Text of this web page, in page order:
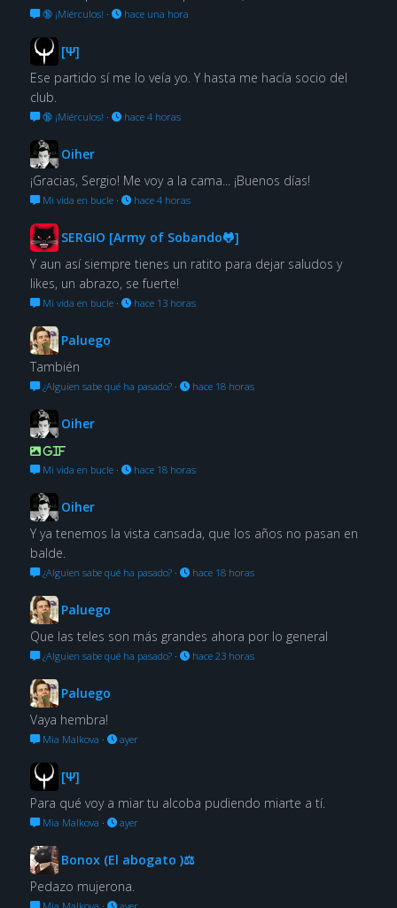
🔞 ¡Miérculos! · hace una hora
[Ψ]
Ese partido sí me lo veía yo. Y hasta me hacía socio del
club.
🔞 ¡Miérculos! · hace 4 horas
Oiher
¡Gracias, Sergio! Me voy a la cama... ¡Buenos días!
Mi vida en bucle· hace 4 horas
SERGIO [Army of Sobando🐸]
Y aun así siempre tienes un ratito para dejar saludos y
likes, un abrazo, se fuerte!
Mi vida en bucle· hace 13 horas
Paluego
También
¿Alguien sabe qué ha pasado?· hace 18 horas
Oiher
GIF
Mi vida en bucle· hace 18 horas
Oiher
Y ya tenemos la vista cansada, que los años no pasan en
balde.
¿Alguien sabe qué ha pasado?· hace 18 horas
Paluego
Que las teles son más grandes ahora por lo general
¿Alguien sabe qué ha pasado?· hace 23 horas
Paluego
Vaya hembra!
Mia Malkova · ayer
[Ψ]
Para qué voy a miar tu alcoba pudiendo miarte a tí.
Mia Malkova · ayer
Bonox (El abogato )⚖
Pedazo mujerona.